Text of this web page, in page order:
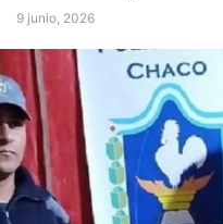
9 junio, 2026